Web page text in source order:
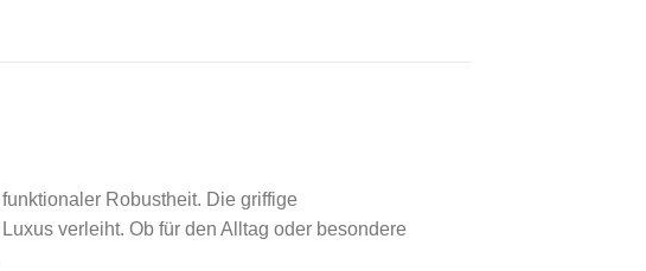
Robustheit. Die griffige
verleiht. Ob für den Alltag oder besondere